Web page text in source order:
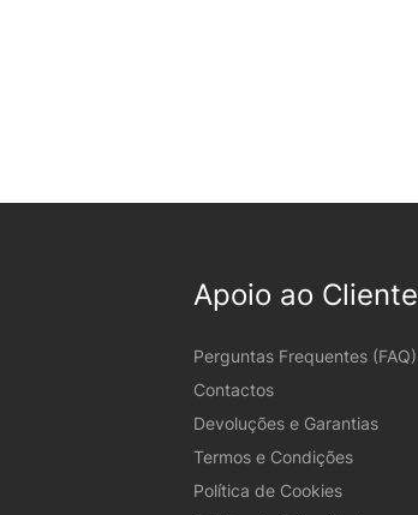
Apoio ao Cliente
Perguntas Frequentes (FAQ)
Contactos
Devoluções e Garantias
Termos e Condições
Política de Cookies